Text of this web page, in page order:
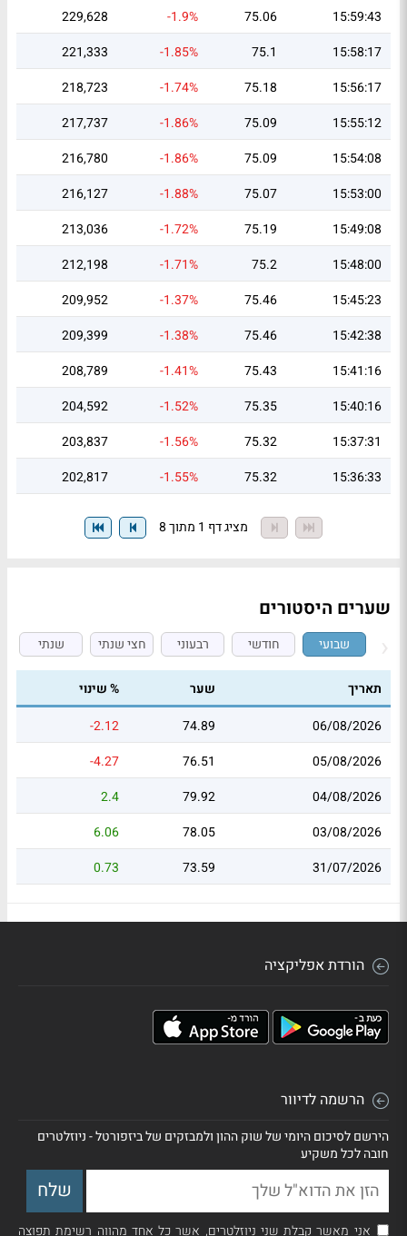
15:59:43
75.06
-1.9%
229,628
15:58:17
75.1
-1.85%
221,333
15:56:17
75.18
-1.74%
218,723
15:55:12
75.09
-1.86%
217,737
15:54:08
75.09
-1.86%
216,780
15:53:00
75.07
-1.88%
216,127
15:49:08
75.19
-1.72%
213,036
15:48:00
75.2
-1.71%
212,198
15:45:23
75.46
-1.37%
209,952
15:42:38
75.46
-1.38%
209,399
15:41:16
75.43
-1.41%
208,789
15:40:16
75.35
-1.52%
204,592
15:37:31
75.32
-1.56%
203,837
15:36:33
75.32
-1.55%
202,817
מציג דף 1 מתוך 8
שערים היסטורים
שבועי חודשי רבעוני חצי שנתי שנתי
תאריך שער
% שינוי
06/08/2026
74.89
-2.12
05/08/2026
76.51
-4.27
04/08/2026
79.92
2.4
03/08/2026
78.05
6.06
31/07/2026
73.59
0.73
הורדת אפליקציה
הרשמה לדיוור
הירשם לסיכום היומי של שוק ההון ולמבזקים של ביזפורטל - ניוזלטרים
חובה לכל משקיע
אני מאשר קבלת שני ניוזלטרים, אשר כל אחד מהווה רשימת תפוצה